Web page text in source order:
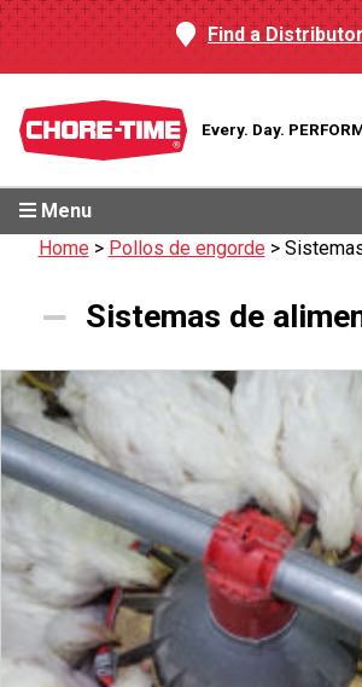
Find a
Every. Day.
Menu
Home> Pollos de engorde>
Sistemas de